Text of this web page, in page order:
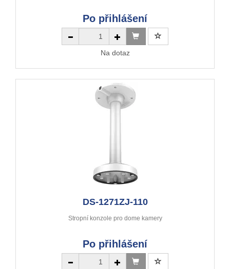
Po přihlášení
Na dotaz
DS-1271ZJ-110
Stropní konzole pro dome kamery
Po přihlášení